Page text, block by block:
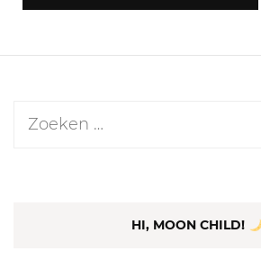
Zoeken
HI, MOON CHILD!